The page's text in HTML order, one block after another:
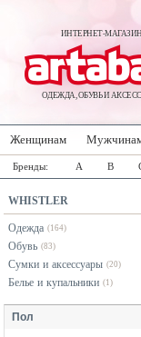
ИНТЕРНЕТ-МАГАЗИН
ОДЕЖДА, ОБУВЬ И
Женщинам
Бренды: A B
WHISTLER
Одежда (164)
Обувь (83)
Сумки и аксессуары (20)
Белье и купальники (1)
Пол